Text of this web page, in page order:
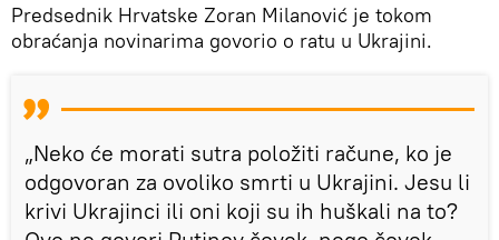
Predsednik Hrvatske Zoran Milanović je tokom
obraćanja novinarima govorio o ratu u Ukrajini.
„Neko će morati sutra položiti račune, ko je
odgovoran za ovoliko smrti u Ukrajini. Jesu li
krivi Ukrajinci ili oni koji su ih huškali na to?